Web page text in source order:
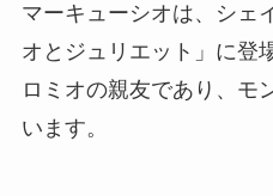
マーキューシオは、シェ
オとジュリエット」に登
ロミオの親友であり、モ
います。